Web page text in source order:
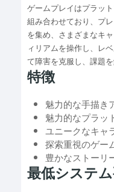
ゲームプレイはプラッ
組み合わせており、プ
を集め、さまざまなキ
ィリアムを操作し、レ
て障害を克服し、課題を
特徴
魅力的な手描き
魅力的なプラッ
ユニークなキャ
探索重視のゲー
豊かなストーリ
最低システ